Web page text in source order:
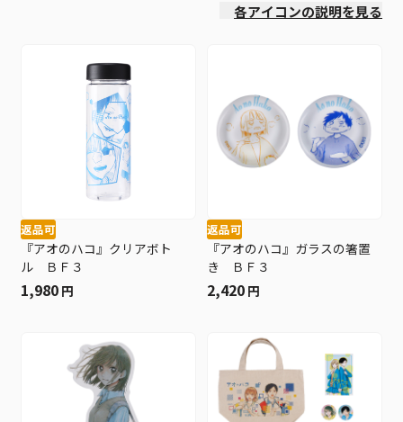
各アイコンの説明を見る
返品可
『アオのハコ』クリアボト
ル ＢＦ３
1,980 円
返品可
『アオのハコ』ガラスの箸置
き ＢＦ３
2,420 円